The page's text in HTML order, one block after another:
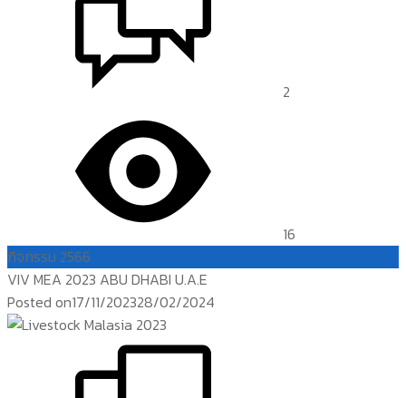
2
16
กิจกรรม 2566
VIV MEA 2023 ABU DHABI U.A.E
Posted on17/11/202328/02/2024